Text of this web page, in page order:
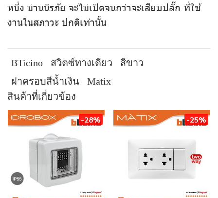
หนึ่ง ม่านนิรภัย จะไม่เปิดจนกว่าจะเสียบปลั๊ก ที่ใช้
งานในสภาวะ ปกติเท่านั้น
BTicino สวิตซ์ทางเดียว
สีขาว
ฝาครอบสีน้ำเงิน
Matix
สินค้าที่เกี่ยวข้อง
-28% -25%